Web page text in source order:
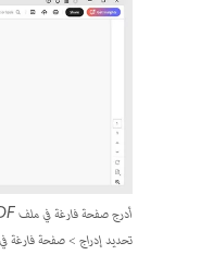
تحديد إدراج > صفحة فارغة